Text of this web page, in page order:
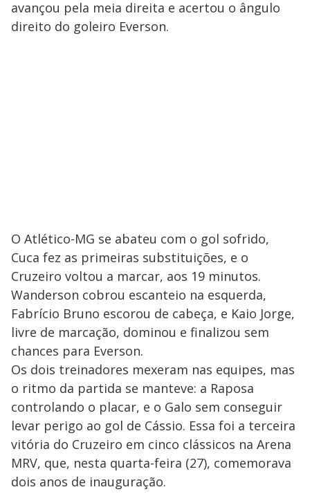
avançou pela meia direita e acertou o ângulo
direito do goleiro Everson.
O Atlético-MG se abateu com o gol sofrido,
Cuca fez as primeiras substituições, e o
Cruzeiro voltou a marcar, aos 19 minutos.
Wanderson cobrou escanteio na esquerda,
Fabrício Bruno escorou de cabeça, e Kaio Jorge,
livre de marcação, dominou e finalizou sem
chances para Everson.
Os dois treinadores mexeram nas equipes, mas
o ritmo da partida se manteve: a Raposa
controlando o placar, e o Galo sem conseguir
levar perigo ao gol de Cássio. Essa foi a terceira
vitória do Cruzeiro em cinco clássicos na Arena
MRV, que, nesta quarta-feira (27), comemorava
dois anos de inauguração.